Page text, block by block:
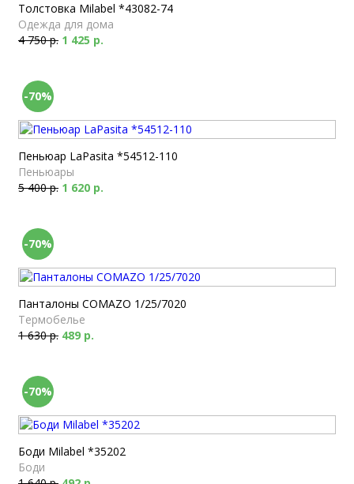
Толстовка Milabel *43082-74
Одежда для дома
4 750 р. 1 425 р.
-70%
Пеньюар LaPasita *54512-110
Пеньюары
5 400 р. 1 620 р.
-70%
Панталоны COMAZO 1/25/7020
Термобелье
1 630 р. 489 р.
-70%
Боди Milabel *35202
Боди